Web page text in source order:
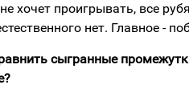
хочет проигрывать, все
нет. Главное -
сыгранные